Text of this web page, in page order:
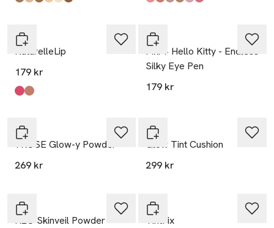
Produkten finns i färgerna:
Caramel,
Honey,
Mocha,
Nude,
Vanilla,
Espresso,
Produkten finns i färgerna:
Fresh,
Warmth,
Subtly,
Summer,
Pretty,
Peony,
Pixi
NaturelleLip
179 kr
Produkten finns i färgerna:
Poppy
Nectar
Pixi
Pixi + Hello Kitty - Endless
Silky Eye Pen
179 kr
Pixi
+ROSE Glow-y Powder
269 kr
Pixi
Glow Tint Cushion
299 kr
Pixi
H2O Skinveil Powder
Pixi
TintFix